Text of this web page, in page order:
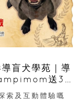
盲犬學苑｜導
送3
索及互動體驗嘅